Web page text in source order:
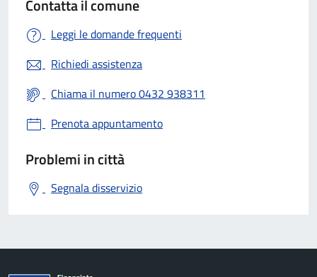
Contatta il comune
Leggi le domande frequenti
Richiedi assistenza
Chiama il numero 0432 938311
Prenota appuntamento
Problemi in città
Segnala disservizio